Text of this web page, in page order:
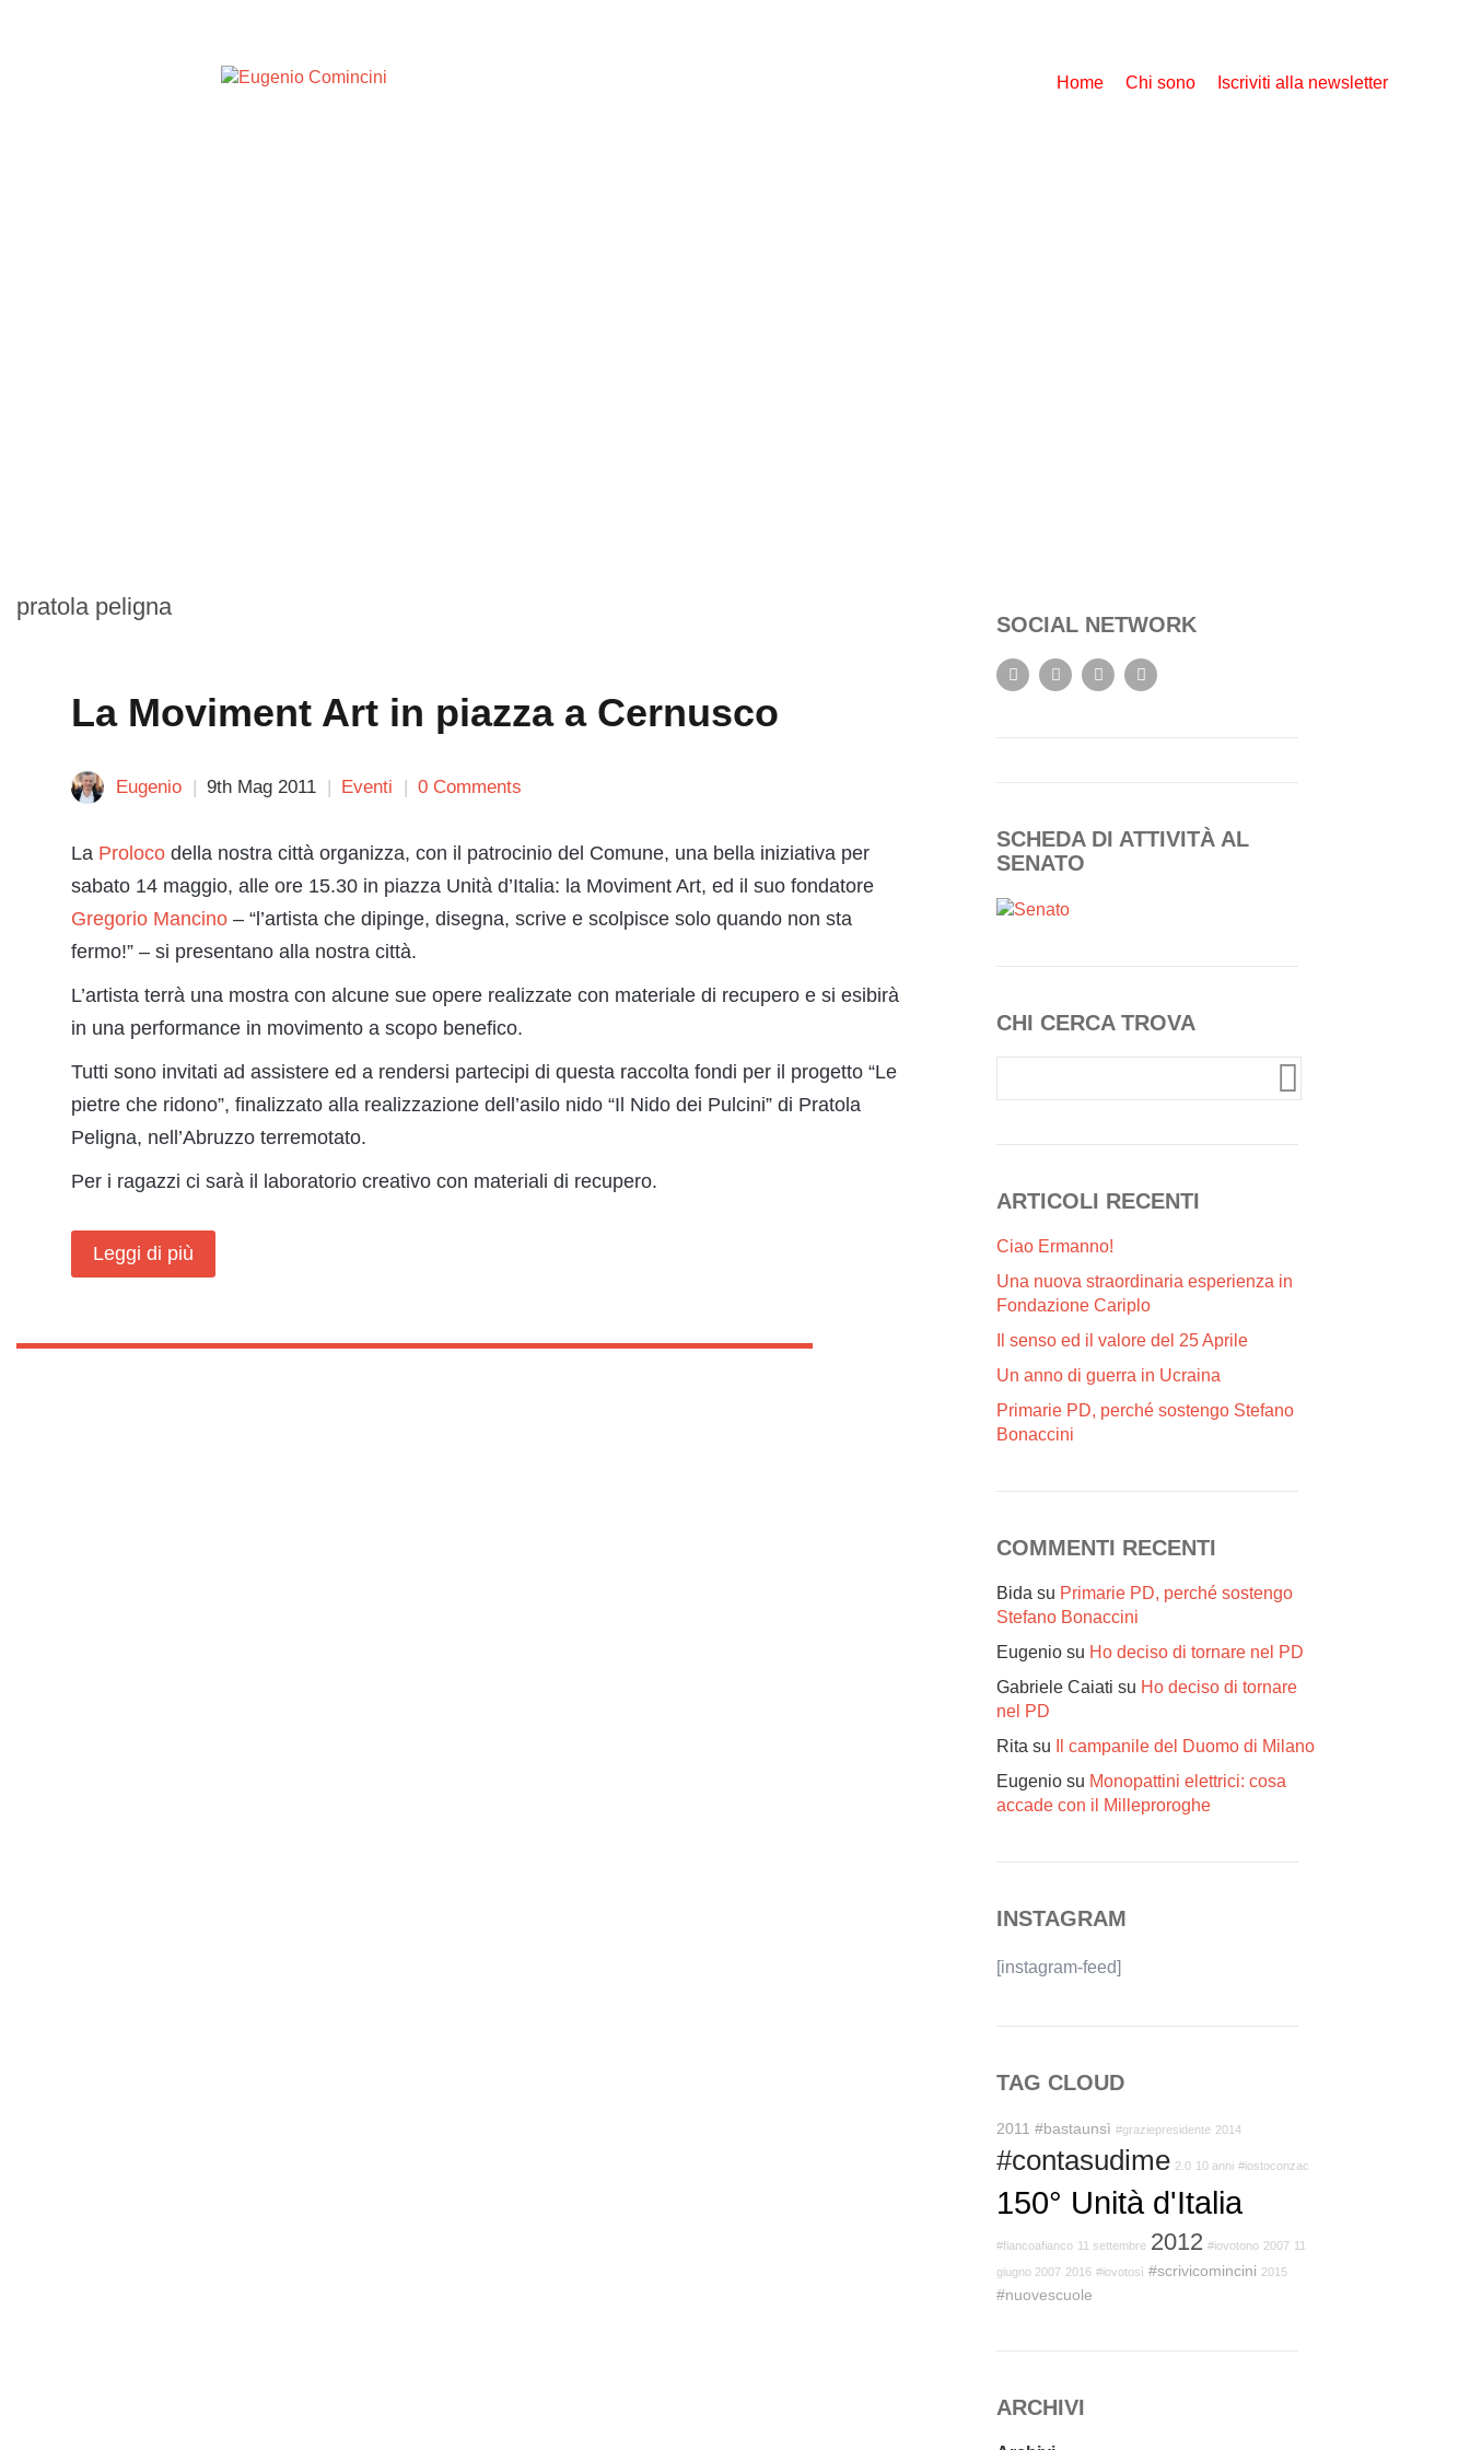
Home Chi sono Iscriviti alla newsletter
pratola peligna
La Moviment Art in piazza a Cernusco
Eugenio 9th Mag 2011 Eventi 0 Comments
La Proloco della nostra città organizza, con il patrocinio del Comune, una bella iniziativa per
sabato 14 maggio, alle ore 15.30 in piazza Unità d’Italia: la Moviment Art, ed il suo fondatore
Gregorio Mancino – “l’artista che dipinge, disegna, scrive e scolpisce solo quando non sta
fermo!” – si presentano alla nostra città.
L’artista terrà una mostra con alcune sue opere realizzate con materiale di recupero e si esibirà
in una performance in movimento a scopo benefico.
Tutti sono invitati ad assistere ed a rendersi partecipi di questa raccolta fondi per il progetto “Le
pietre che ridono”, finalizzato alla realizzazione dell’asilo nido “Il Nido dei Pulcini” di Pratola
Peligna, nell’Abruzzo terremotato.
Per i ragazzi ci sarà il laboratorio creativo con materiali di recupero.
Leggi di più
SOCIAL NETWORK
SCHEDA DI ATTIVITÀ AL
SENATO
CHI CERCA TROVA
ARTICOLI RECENTI
Ciao Ermanno!
Una nuova straordinaria esperienza in
Fondazione Cariplo
Il senso ed il valore del 25 Aprile
Un anno di guerra in Ucraina
Primarie PD, perché sostengo Stefano
Bonaccini
COMMENTI RECENTI
Bida su Primarie PD, perché sostengo
Stefano Bonaccini
Eugenio su Ho deciso di tornare nel PD
Gabriele Caiati su Ho deciso di tornare
nel PD
Rita su
Il campanile del Duomo di Milano
Eugenio su Monopattini elettrici: cosa
accade con il Milleproroghe
INSTAGRAM
[instagram-feed]
TAG CLOUD
2011 #bastaunsì #graziepresidente 2014
#contasudime 2.0 10 anni #iostoconzac
150° Unità d'Italia
#fiancoafianco 11 settembre 2012 #iovotono 2007 11
giugno 2007 2016 #iovotosì #scrivicomincini 2015
#nuovescuole
ARCHIVI